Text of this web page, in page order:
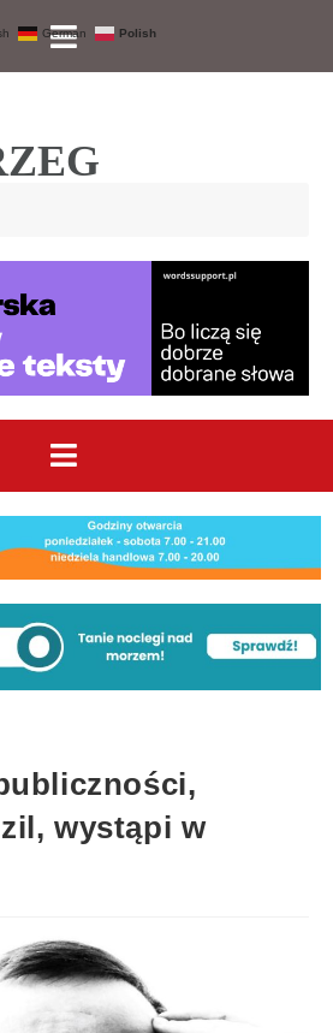
wystąpi w
German Polish